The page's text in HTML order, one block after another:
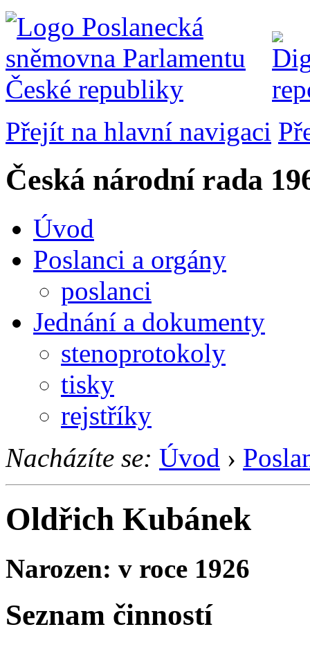
Přejít na hlavní navigaci
Česká národní rada
Úvod
Poslanci a orgány
poslanci
Jednání a dokumenty
stenoprotokoly
tisky
rejstříky
Nacházíte se: Úvod ›
Oldřich Kubánek
Narozen: v roce 1926
Seznam činností